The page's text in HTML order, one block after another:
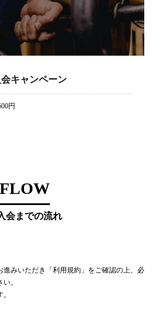
キャンペーン
円
FLOW
会までの流れ
進みいただき「利用規約」をご確認の上、必
。